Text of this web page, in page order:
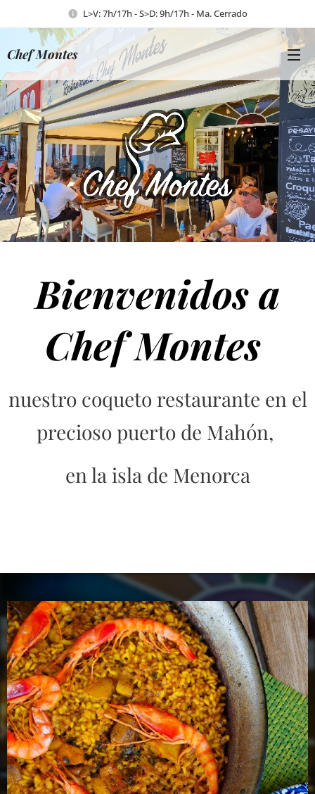
L>V: 7h/17h - S>D: 9h/17h - Ma. Cerrado
Chef Montes
Bienvenidos a
Chef Montes
nuestro coqueto restaurante en el
precioso puerto de Mahón,
en la isla de Menorca